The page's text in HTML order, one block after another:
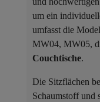
um ein
umfasst die
MW04, MW05,
Couchtische.
Die Sitzflächen
Schaumstoff und